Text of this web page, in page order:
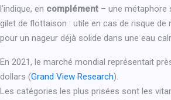
l’indique, en complément – une métaphore
gilet de flottaison : utile en cas de risque de
pour un nageur déjà solide dans une eau
En 2021, le marché mondial représentait
dollars (Grand View Research).
Les catégories les plus prisées sont les